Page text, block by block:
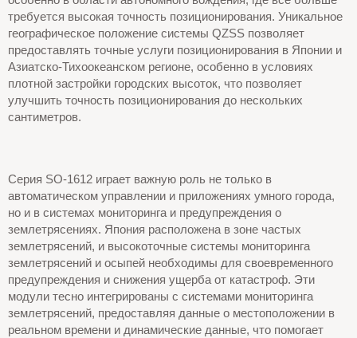
требуется высокая точность позиционирования. Уникальное
географическое положение системы QZSS позволяет
предоставлять точные услуги позиционирования в Японии и
Азиатско-Тихоокеанском регионе, особенно в условиях
плотной застройки городских высоток, что позволяет
улучшить точность позиционирования до нескольких
сантиметров.
Серия SO-1612 играет важную роль не только в
автоматическом управлении и приложениях умного города,
но и в системах мониторинга и предупреждения о
землетрясениях. Япония расположена в зоне частых
землетрясений, и высокоточные системы мониторинга
землетрясений и осыпей необходимы для своевременного
предупреждения и снижения ущерба от катастроф. Эти
модули тесно интегрированы с системами мониторинга
землетрясений, предоставляя данные о местоположении в
реальном времени и динамические данные, что помогает